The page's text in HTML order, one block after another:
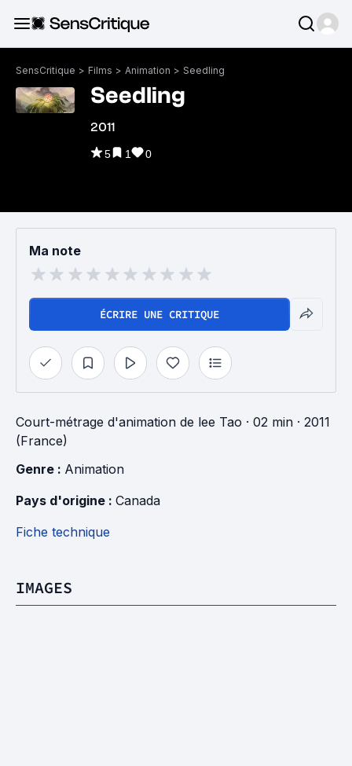
SensCritique > Films > Animation > Seedling
Seedling
2011
5 1 0
Ma note
ÉCRIRE UNE CRITIQUE
Court-métrage d'animation de lee Tao · 02 min · 2011
(France)
Genre : Animation
Pays d'origine : Canada
Fiche technique
IMAGES